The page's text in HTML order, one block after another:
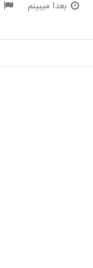
بعدا میبینم